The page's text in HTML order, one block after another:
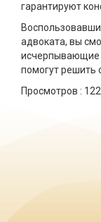
гарантируют
адвоката, вы
исчерпывающие
помогут решить
Просмотров :